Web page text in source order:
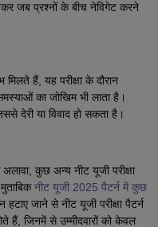
जब प्रश्नों के बीच नेविगेट करने
हैं, यह परीक्षा के दौरान
का जोखिम भी लाता है।
देरी या विवाद हो सकता है।
कुछ अन्य नीट यूजी परीक्षा
नीट यूजी 2025 पैटर्न में कुछ
जाने से नीट यूजी परीक्षा पैटर्न
हैं, जिनमें से उम्मीदवारों को केवल